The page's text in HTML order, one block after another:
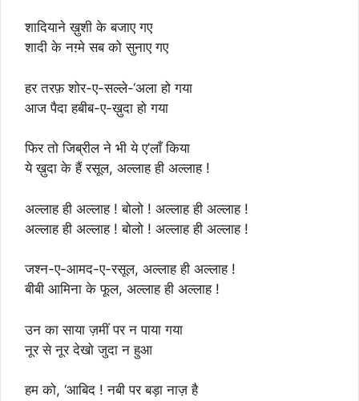
शादियाने ख़ुशी के बजाए गए
शादी के नग़्मे सब को सुनाए गए
हर तरफ़ शोर-ए-सल्ले-‘अला हो गया
आज पैदा हबीब-ए-ख़ुदा हो गया
फिर तो जिब्रील ने भी ये ए’लाँ किया
ये ख़ुदा के हैं रसूल, अल्लाह ही अल्लाह !
अल्लाह ही अल्लाह ! बोलो ! अल्लाह ही अल्लाह !
अल्लाह ही अल्लाह ! बोलो ! अल्लाह ही अल्लाह !
जश्न-ए-आमद-ए-रसूल, अल्लाह ही अल्लाह !
बीबी आमिना के फूल, अल्लाह ही अल्लाह !
उन का साया ज़मीं पर न पाया गया
नूर से नूर देखो जुदा न हुआ
हम को, ‘आबिद ! नबी पर बड़ा नाज़ है